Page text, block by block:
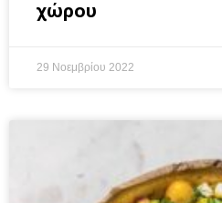
χώρου
29 Νοεμβρίου 2022